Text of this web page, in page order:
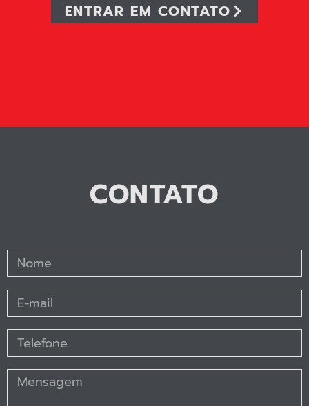
ENTRAR EM CONTATO
CONTATO